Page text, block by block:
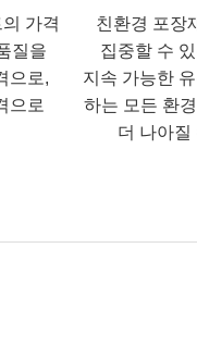
가격
질을
으로,
으로
친환경 포장
집중할 수
지속 가능한
하는 모든 환
더 나아질